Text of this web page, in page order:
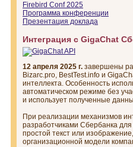
Firebird Conf 2025
Программа конференции
Презентация доклада
Интеграция с GigaChat
12 апреля 2025 г. завершены
Bizarc.pro, BestTest.info и
интеллекта. Особенность
автоматическом режиме без
и использует полученные
При реализации механизмов
разработчиками Сбербанка
простой текст или
организационной модели